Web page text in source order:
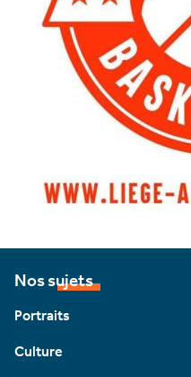
Nos sujets
Portraits
Culture